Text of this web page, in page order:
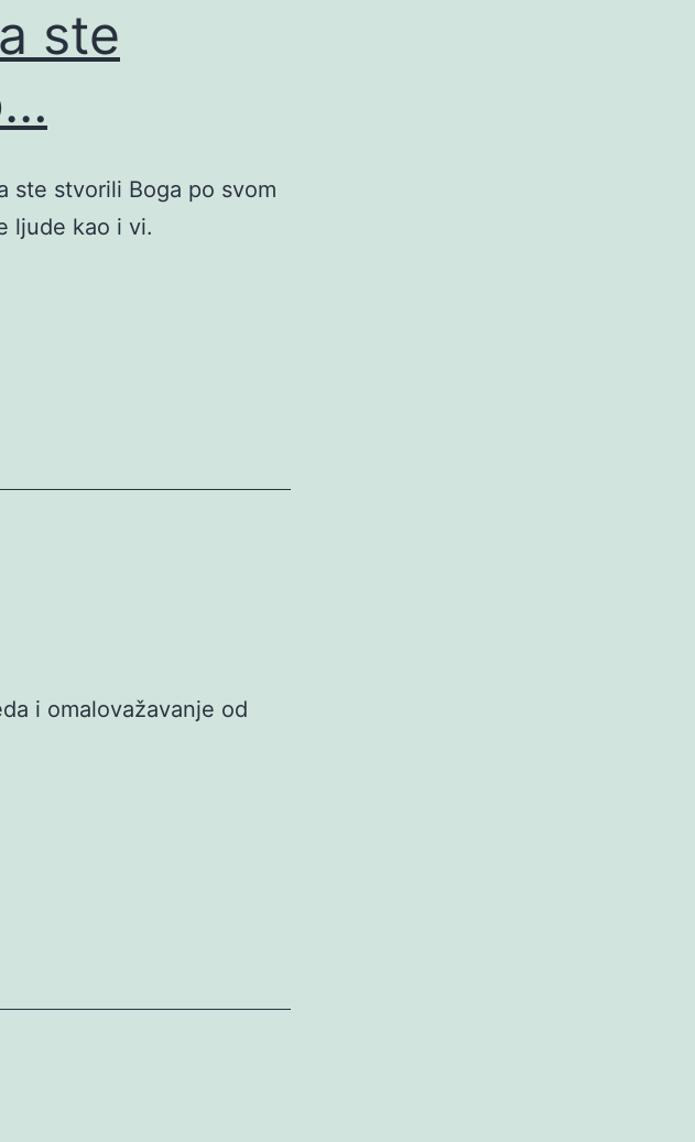
ste
ste stvorili Boga po svom
ljude kao i vi.
i omalovažavanje od